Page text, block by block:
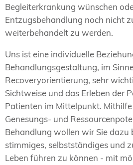
Begleiterkrankung wünschen
Entzugsbehandlung noch nicht
weiterbehandelt zu werden.
Uns ist eine individuelle
Behandlungsgestaltung, im
Recoveryorientierung, sehr
Sichtweise und das Erleben der
Patienten im Mittelpunkt. Mithilfe
Genesungs- und
Behandlung wollen wir Sie dazu
stimmiges, selbstständiges und
Leben führen zu können - mit